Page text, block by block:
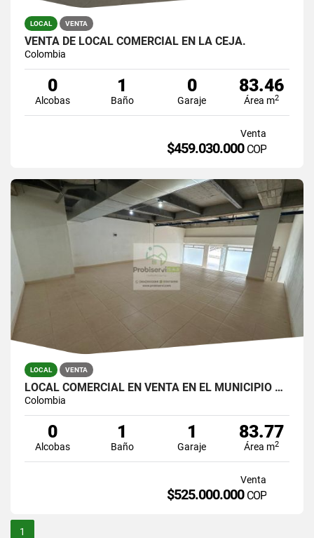
LOCAL VENTA
VENTA DE LOCAL COMERCIAL EN LA CEJA.
Colombia
0
Alcobas
1
Baño
0
Garaje
83.46
Área m2
Venta
$459.030.000 COP
LOCAL VENTA
LOCAL COMERCIAL EN VENTA EN EL MUNICIPIO DE LA CEJA
Colombia
0
Alcobas
1
Baño
1
Garaje
83.77
Área m2
Venta
$525.000.000 COP
1